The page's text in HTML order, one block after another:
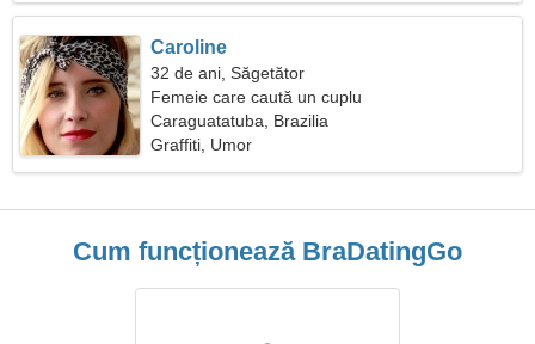
Caroline
32 de ani, Săgetător
Femeie care caută un cuplu
Caraguatatuba, Brazilia
Graffiti, Umor
Cum funcționează BraDatingGo